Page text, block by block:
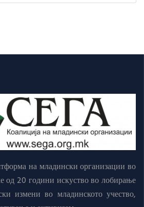
на младински организации во
од 20 години искуство во лобирање
измени во младинското учество,